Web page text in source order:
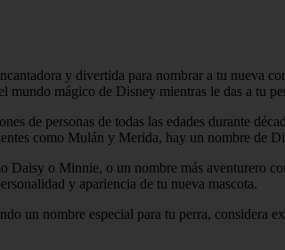
y divertida para nombrar a tu nueva
mundo mágico de Disney mientras le das a tu
de personas de todas las edades durante
como Mulán y Merida, hay un nombre de
Daisy o Minnie, o un nombre más aventurero
y apariencia de tu nueva mascota.
un nombre especial para tu perra,